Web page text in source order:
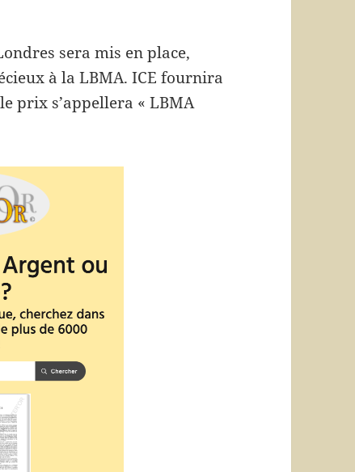
sera mis en place,
à la LBMA. ICE fournira
prix s’appellera « LBMA